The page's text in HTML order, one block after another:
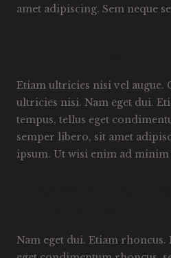
amet adipiscing. Sem neque
Etiam ultricies nisi vel
ultricies nisi. Nam eget dui.
tempus, tellus eget
semper libero, sit amet
ipsum. Ut wisi enim ad minim
Nam eget dui. Etiam rhoncus.